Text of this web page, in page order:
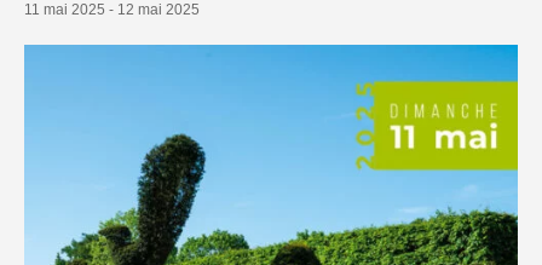
11 mai 2025 - 12 mai 2025